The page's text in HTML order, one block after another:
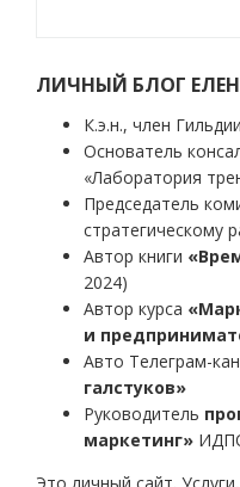
ЛИЧНЫЙ БЛОГ
К.э.н., член
Основатель
«Лаборатория
Председатель
стратегическому
Автор книги
2024)
Автор курса
и
Авто Телеграм-
галстуков»
Руководитель
маркетинг»